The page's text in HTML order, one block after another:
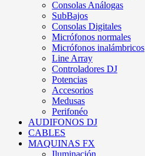
Consolas Análogas
SubBajos
Consolas Digitales
Micrófonos normales
Micrófonos inalámbricos
Line Array
Controladores DJ
Potencias
Accesorios
Medusas
Perifonéo
AUDIFONOS DJ
CABLES
MAQUINAS FX
Iluminación